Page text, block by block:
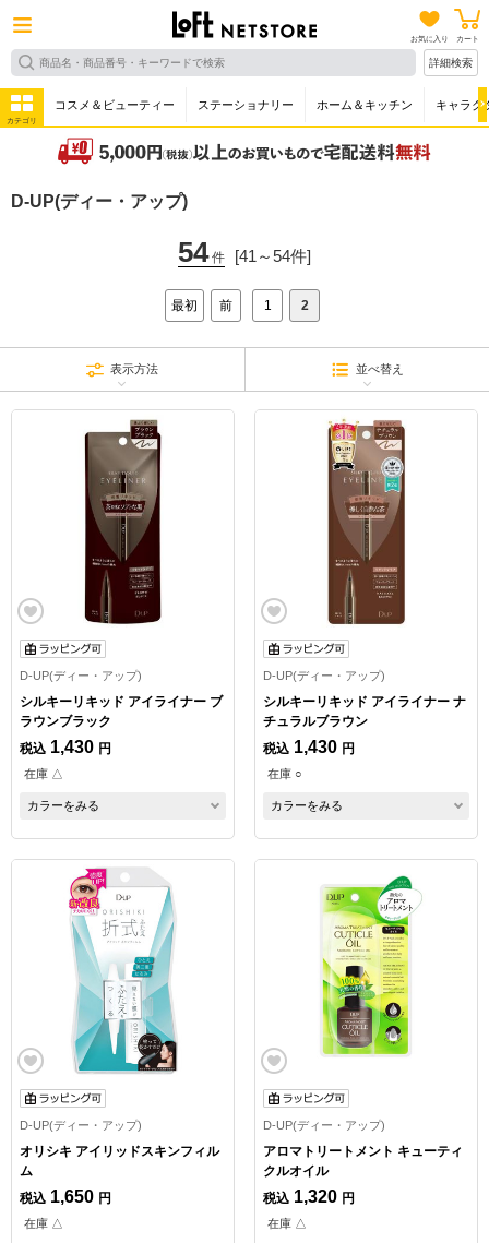
お気に入り カート
詳細検索
カテゴリ
コスメ＆ビューティー ステーショナリー ホーム＆キッチン キャラク
D-UP(ディー・アップ)
54件 [41～54件]
最初 前 1 2
表示方法 並べ替え
D-UP(ディー・アップ)
シルキーリキッド アイライナー ブ
ラウンブラック
税込 1,430 円
在庫 △
カラーをみる
D-UP(ディー・アップ)
シルキーリキッド アイライナー ナ
チュラルブラウン
税込 1,430 円
在庫 ○
カラーをみる
D-UP(ディー・アップ)
オリシキ アイリッドスキンフィル
ム
税込 1,650 円
在庫 △
D-UP(ディー・アップ)
アロマトリートメント キューティ
クルオイル
税込 1,320 円
在庫 △